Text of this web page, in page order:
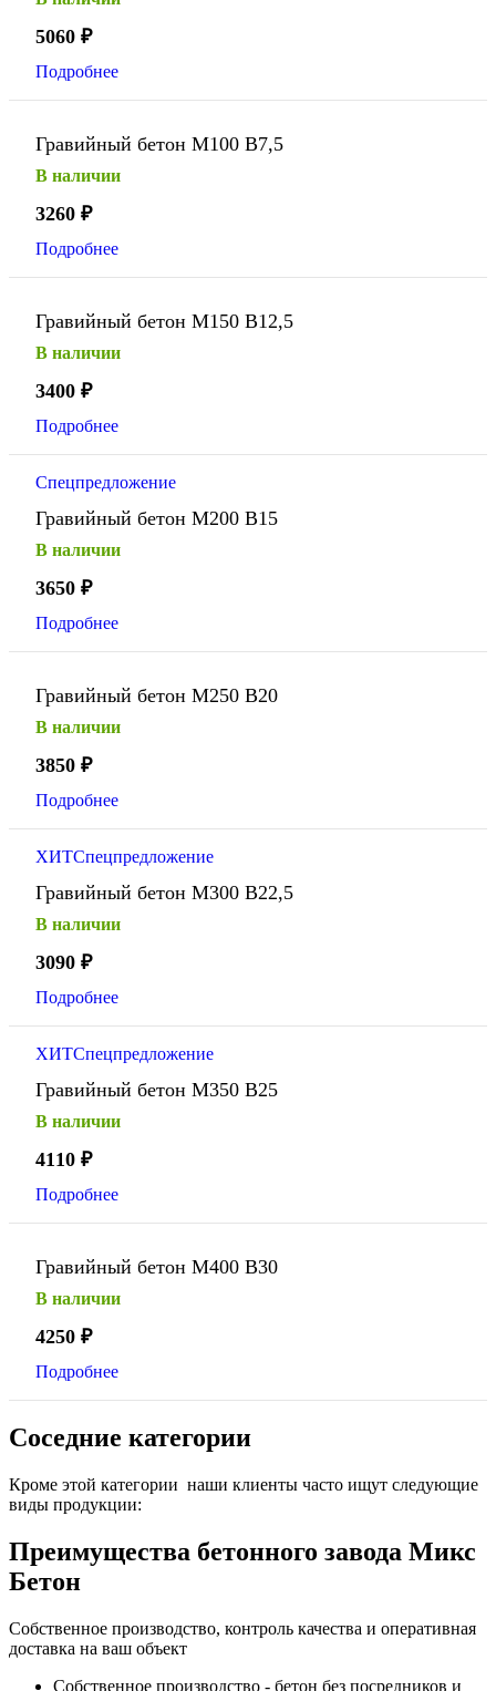
5060 ₽
Подробнее
Гравийный бетон М100 В7,5
В наличии
3260 ₽
Подробнее
Гравийный бетон М150 В12,5
В наличии
3400 ₽
Подробнее
Спецпредложение
Гравийный бетон М200 В15
В наличии
3650 ₽
Подробнее
Гравийный бетон М250 В20
В наличии
3850 ₽
Подробнее
ХИТСпецпредложение
Гравийный бетон М300 В22,5
В наличии
3090 ₽
Подробнее
ХИТСпецпредложение
Гравийный бетон М350 В25
В наличии
4110 ₽
Подробнее
Гравийный бетон М400 В30
В наличии
4250 ₽
Подробнее
Соседние категории
Кроме этой категории наши клиенты часто ищут следующие
виды продукции:
Преимущества бетонного завода Микс
Бетон
Собственное производство, контроль качества и оперативная
доставка на ваш объект
Собственное производство - бетон без посредников и